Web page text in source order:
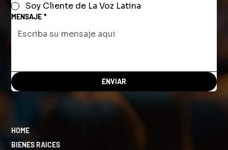
Soy Cliente de La Voz Latina
MENSAJE *
ENVIAR
HOME
BIENES RAICES